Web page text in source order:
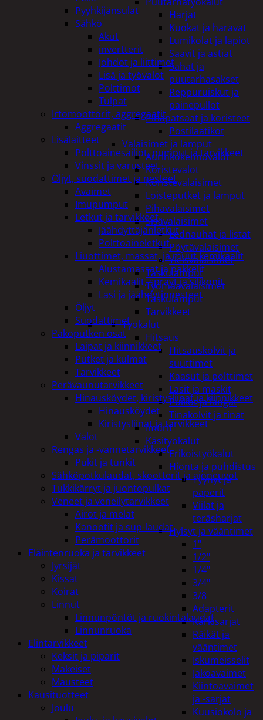
Harjat
Kuokat ja haravat
Lumikolat ja lapiot
Saavit ja astiat
Sahat ja
puutarhasakset
Reppuruiskut ja
painepullot
Pihapatsaat ja koristeet
Postilaatikot
Valaisimet ja lamput
Aurinkokennovalot
Koristevalot
Koristevalaisimet
Loisteputket ja lamput
Pihavalaisimet
Sisävalaisimet
Lednauhat ja listat
Pöytävalaisimet
Yleisvalaisimet
Taskulamput
Työmaavalaisimet
Taskulamput
Tarvikkeet
Työkalut
Hitsaus
Hitsauskolvit ja
suuttimet
Kaasut ja polttimet
Lasit ja maskit
Puikot ja langat
Tinakolvit ja tinat
Imurit
Käsityökalut
Erikoistyökalut
Hionta ja puhdistus
Tyynyt ja
paperit
Viilat ja
teräsharjat
Hylsyt ja vääntimet
1"
1/2"
1/4"
3/4"
3/8
Adapterit
Kärkisarjat
Räikät ja
vääntimet
Iskumeisselit
Jakoavaimet
Kiintoavaimet
ja -sarjat
Kuusiokolo ja
Pyyhkijänsulat
Sähkö
Akut
invertterit
Johdot ja liittimet
Lisä ja työvalot
Polttimot
Tulpat
Irtomoottorit, aggregaatit
Aggregaatit
Lisälaitteet
Polttoainesäiliöt, pumput ja tarvikkeet
Vinssit ja varusteet
Öljyt, suodattimet ja nesteet
Avaimet
Imupumput
Letkut ja tarvikkeet
Jäähdyttäjänletkut
Polttoaineletkut
Liuottimet, massat, ja muut kemikaalit
Alustamassat ja pakkelit
Kemikaalit, sprayt ja silikonit
Lasi ja jäähdytinnesteet
Öljyt
Suodattimet
Pakoputken osat
Laipat ja kiinnikkeet
Putket ja kulmat
Tarvikkeet
Perävaunutarvikkeet
Hinausköydet, kiristysliinat ja kiinnikkeet
Hinausköydet
Kiristysliinat ja tarvikkeet
Valot
Rengas ja -vannetarvikkeet
Pukit ja tunkit
Sähköpotkulaudat, skootterit ja ajoneuvot
Tukkikärryt ja juontopulkat
Veneet ja veneilytarvikkeet
Airot ja melat
Kanootit ja sup-laudat
Perämoottorit
Eläintenruoka ja tarvikkeet
Jyrsijät
Kissat
Koirat
Linnut
Linnunpöntöt ja ruokintalaudat
Linnunruoka
Elintarvikkeet
Keksit ja piparit
Makeiset
Mausteet
Kausituotteet
Joulu